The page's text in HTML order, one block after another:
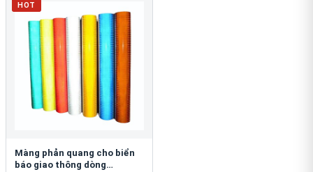
HOT
Màng phản quang cho biển
báo giao thông dòng